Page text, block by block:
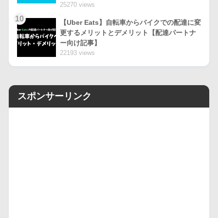
25270 views
10
【Uber Eats】自転車からバイクでの配達に変
更するメリットとデメリット【配達パートナ
ー向け記事】
22193 views
スポンサーリンク